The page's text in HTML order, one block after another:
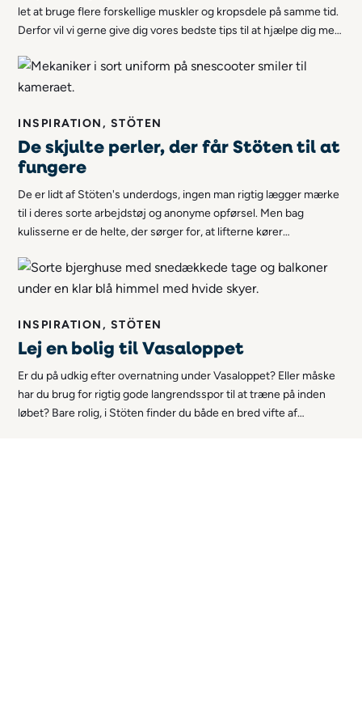
let at bruge flere forskellige muskler og kropsdele på samme tid.
Derfor vil vi gerne give dig vores bedste tips til at hjælpe dig med
INSPIRATION, STÖTEN
De skjulte perler, der får Stöten til at
fungere
De er lidt af Stöten's underdogs, ingen man rigtig lægger mærke
til i deres sorte arbejdstøj og anonyme opførsel. Men bag
kulisserne er de helte, der sørger for, at lifterne kører
kommer sikkert op på bjerget hver dag. Nu er det tid til, at de
træder frem i rampelyset, for uden dem ville Stöten simpelthen
INSPIRATION, STÖTEN
Lej en bolig til Vasaloppet
Er du på udkig efter overnatning under Vasaloppet? Eller måske
har du brug for rigtig gode langrendsspor til at træne på inden
løbet? Bare rolig, i Stöten finder du både en bred vifte af